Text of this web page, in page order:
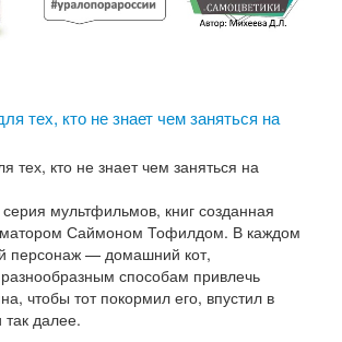
тех, кто не знает чем заняться на
тех, кто не знает чем заняться на
мультфильмов, книг созданная
Саймоном Тофилдом. В каждом
персонаж — домашний кот,
способам привлечь
чтобы тот покормил его, впустил в
далее.